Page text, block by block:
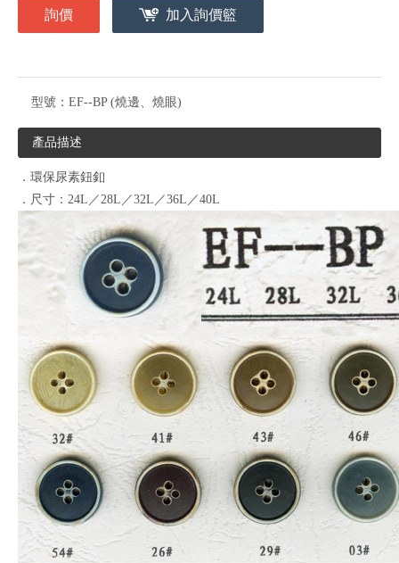
詢價 加入詢價籃
型號： EF--BP (燒邊、燒眼)
產品描述
．環保尿素鈕釦
．尺寸：24L／28L／32L／36L／40L